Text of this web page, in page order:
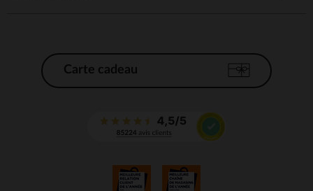
Carte cadeau